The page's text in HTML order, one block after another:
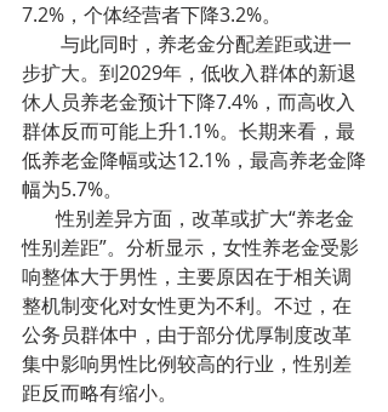
7.2%，个体经营者下降3.2%。
步扩大。到2029年，低收入群体的新退
休人员养老金预计下降7.4%，而高收入
群体反而可能上升1.1%。长期来看，最
低养老金降幅或达12.1%，最高养老金降
幅为5.7%。
       性别差异方面，改革或扩大“养老金
性别差距”。分析显示，女性养老金受影
响整体大于男性，主要原因在于相关调
整机制变化对女性更为不利。不过，在
公务员群体中，由于部分优厚制度改革
集中影响男性比例较高的行业，性别差
距反而略有缩小。